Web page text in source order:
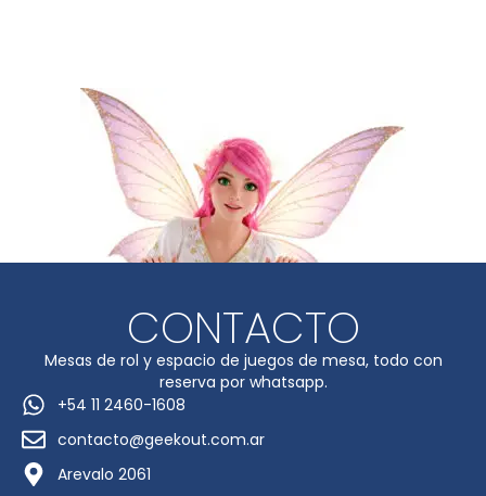
CONTACTO
Mesas de rol y espacio de juegos de mesa, todo con
reserva por whatsapp.
+54 11 2460-1608
contacto@geekout.com.ar
Arevalo 2061